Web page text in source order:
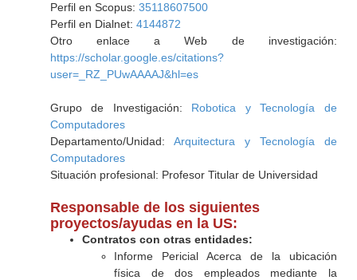
Perfil en Scopus: 35118607500
Perfil en Dialnet: 4144872
Otro enlace a Web de investigación:
https://scholar.google.es/citations?
user=_RZ_PUwAAAAJ&hl=es
Grupo de Investigación: Robotica y Tecnología de
Computadores
Departamento/Unidad: Arquitectura y Tecnología de
Computadores
Situación profesional: Profesor Titular de Universidad
Responsable de los siguientes
proyectos/ayudas en la US:
Contratos con otras entidades:
Informe Pericial Acerca de la ubicación
física de dos empleados mediante la